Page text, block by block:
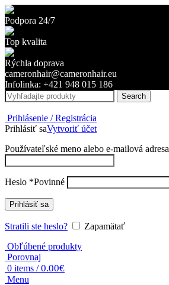
Podpora 24/7
Top kvalita
Rýchla doprava
cameronhair@cameronhair.eu
Infolinka: +421 948 015 186
Search
Prihlásenie / Registrácia
Prihlásiť saVytvoriť účet
Používateľské meno alebo e-mailová adresa
Heslo *Povinné
Prihlásiť sa
Stratili ste heslo?
Zapamätať
Obľúbené produkty
Porovnaj
0 items / 0.00€
Menu